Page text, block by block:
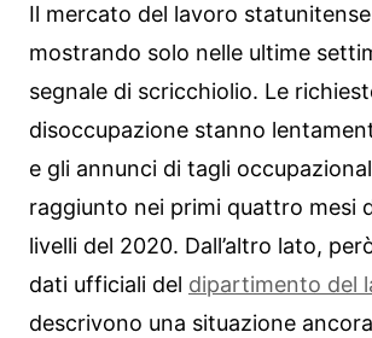
Il mercato del lavoro
mostrando solo nelle ultime
segnale di scricchiolio. Le
disoccupazione stanno
e gli annunci di tagli
raggiunto nei primi quattro mesi
livelli del 2020. Dall’altro lato,
dati ufficiali del dipartimento del
descrivono una situazione